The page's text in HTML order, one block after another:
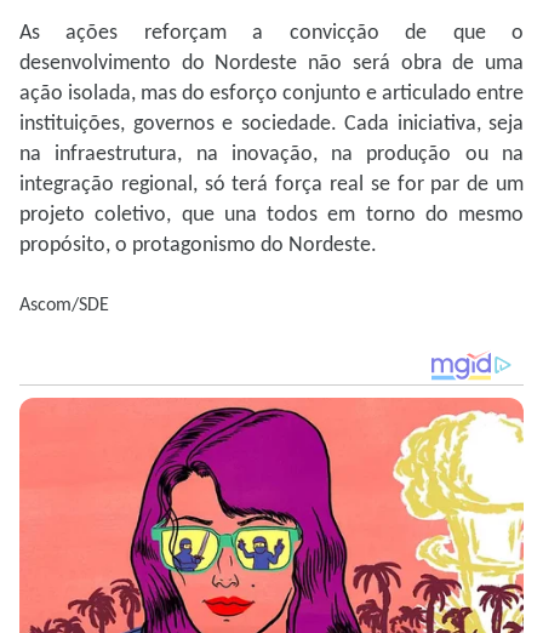
As ações reforçam a convicção de que o
desenvolvimento do Nordeste não será obra de uma
ação isolada, mas do esforço conjunto e articulado entre
instituições, governos e sociedade. Cada iniciativa, seja
na infraestrutura, na inovação, na produção ou na
integração regional, só terá força real se for par de um
projeto coletivo, que una todos em torno do mesmo
propósito, o protagonismo do Nordeste.
Ascom/SDE